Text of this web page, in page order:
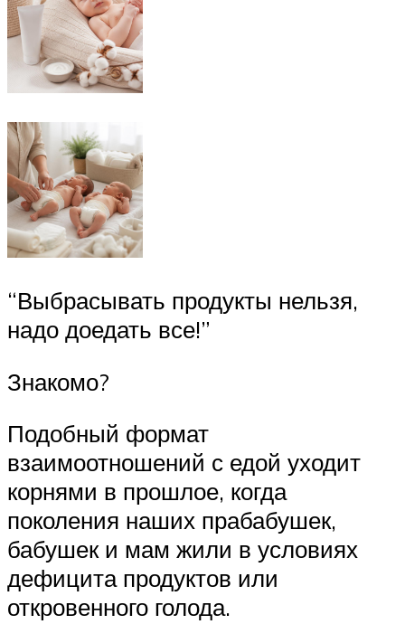
“Выбрасывать продукты нельзя,
надо доедать все!”
Знакомо?
Подобный формат
взаимоотношений с едой уходит
корнями в прошлое, когда
поколения наших прабабушек,
бабушек и мам жили в условиях
дефицита продуктов или
откровенного голода.